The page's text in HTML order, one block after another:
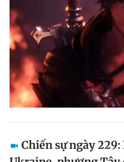
Chiến sự ngày